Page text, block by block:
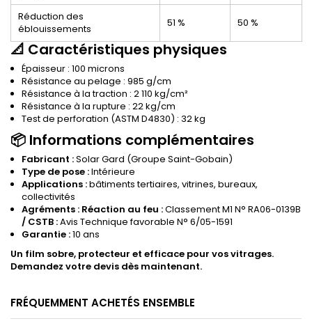
Réduction des
éblouissements
51 % 50 %
📐 Caractéristiques physiques
Épaisseur : 100 microns
Résistance au pelage : 985 g/cm
Résistance à la traction : 2 110 kg/cm²
Résistance à la rupture : 22 kg/cm
Test de perforation (ASTM D4830) : 32 kg
📦 Informations complémentaires
Fabricant :Solar Gard (Groupe Saint-Gobain)
Type de pose :Intérieure
Applications :bâtiments tertiaires, vitrines, bureaux,
collectivités
Agréments : Réaction au feu :Classement M1 N° RA06-0139B
/ CSTB :Avis Technique favorable N° 6/05-1591
Garantie :10 ans
Un film sobre, protecteur et efficace pour vos vitrages.
Demandez votre devis dès maintenant.
FRÉQUEMMENT ACHETÉS ENSEMBLE